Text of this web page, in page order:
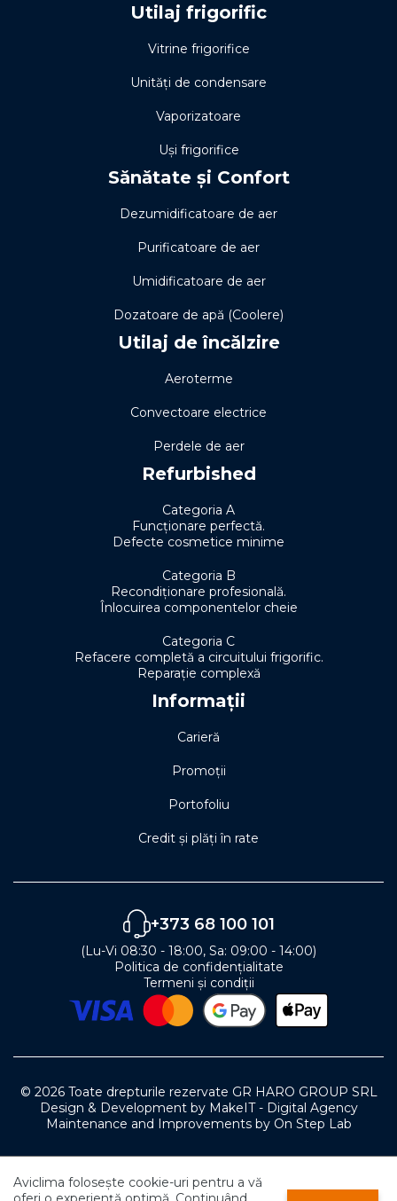
0
0
Utilaj frigorific
Vitrine frigorifice
Unități de condensare
Vaporizatoare
Uși frigorifice
Sănătate și Confort
Dezumidificatoare de aer
Purificatoare de aer
Umidificatoare de aer
Dozatoare de apă (Coolere)
Utilaj de încălzire
Aeroterme
Convectoare electrice
Perdele de aer
Refurbished
Categoria A
Funcționare perfectă.
Defecte cosmetice minime
Categoria B
Recondiționare profesională.
Înlocuirea componentelor cheie
Categoria C
Refacere completă a circuitului frigorific.
Reparație complexă
Informații
Carieră
Promoții
Portofoliu
Credit și plăți în rate
+373 68 100 101
(Lu-Vi 08:30 - 18:00, Sa: 09:00 - 14:00)
Politica de confidențialitate
Termeni și condiții
© 2026 Toate drepturile rezervate GR HARO GROUP SRL
Design & Development by MakeIT - Digital Agency
Maintenance and Improvements by On Step Lab
Aviclima folosește cookie-uri pentru a vă